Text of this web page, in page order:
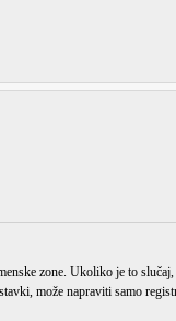
zone. Ukoliko je to
može napraviti samo